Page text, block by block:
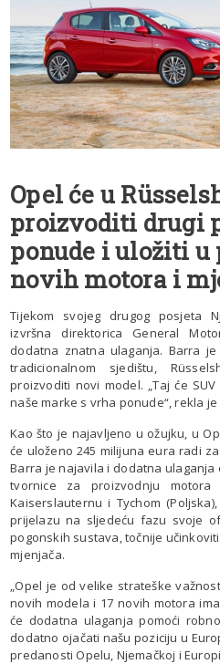
Opel će u
proizvoditi drugi
ponude i uložiti u
novih motora i
Tijekom svojeg drugog posjeta
izvršna direktorica General
dodatna znatna ulaganja. Barra
tradicionalnom sjedištu,
proizvoditi novi model. „Taj će
naše marke s vrha ponude“, rekla je
Kao što je najavljeno u ožujku, u
će uloženo 245 milijuna eura radi
Barra je najavila i dodatna
tvornice za proizvodnju motora
Kaiserslauternu i Tychom
prijelazu na sljedeću fazu svoje
pogonskih sustava, točnije
mjenjača.
„Opel je od velike strateške
novih modela i 17 novih motora
će dodatna ulaganja pomoći
dodatno ojačati našu poziciju u
predanosti Opelu, Njemačkoj i